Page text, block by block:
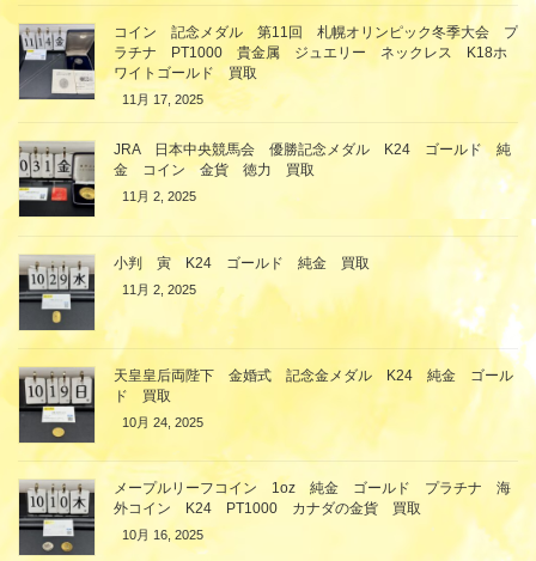
コイン 記念メダル 第11回 札幌オリンピック冬季大会 プ
ラチナ PT1000 貴金属 ジュエリー ネックレス K18ホ
ワイトゴールド 買取
11月 17, 2025
JRA 日本中央競馬会 優勝記念メダル K24 ゴールド 純
金 コイン 金貨 徳力 買取
11月 2, 2025
小判 寅 K24 ゴールド 純金 買取
11月 2, 2025
天皇皇后両陛下 金婚式 記念金メダル K24 純金 ゴール
ド 買取
10月 24, 2025
メープルリーフコイン 1oz 純金 ゴールド プラチナ 海
外コイン K24 PT1000 カナダの金貨 買取
10月 16, 2025